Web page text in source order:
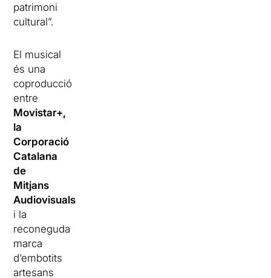
patrimoni
cultural”.
El musical
és una
coproducció
entre
Movistar+,
la
Corporació
Catalana
de
Mitjans
Audiovisuals
i la
reconeguda
marca
d’embotits
artesans